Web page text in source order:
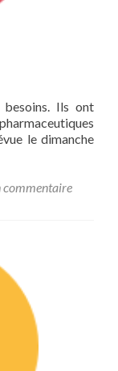
besoins. Ils ont
le dimanche
commentaire